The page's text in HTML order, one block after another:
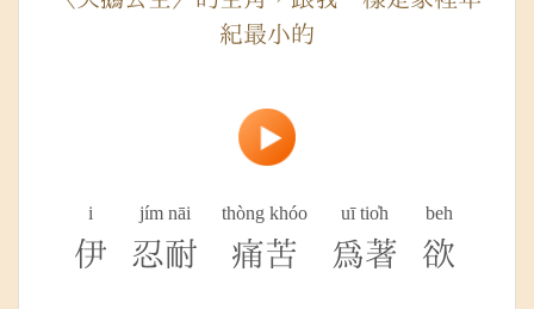
紀最小的
i
伊
jím nāi
忍耐
thòng khóo
痛苦
uī tio̍h
為著
beh
欲